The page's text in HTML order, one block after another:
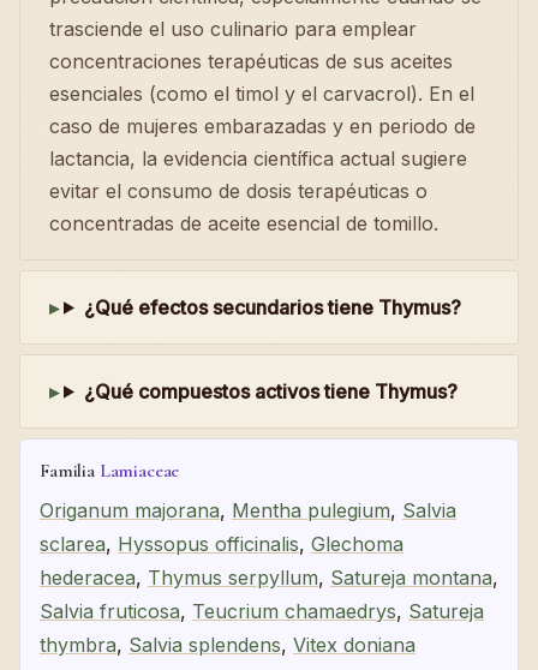
trasciende el uso culinario para emplear
concentraciones terapéuticas de sus aceites
esenciales (como el timol y el carvacrol). En el
caso de mujeres embarazadas y en periodo de
lactancia, la evidencia científica actual sugiere
evitar el consumo de dosis terapéuticas o
concentradas de aceite esencial de tomillo.
¿Qué efectos secundarios tiene Thymus?
¿Qué compuestos activos tiene Thymus?
Familia Lamiaceae
Origanum majorana, Mentha pulegium, Salvia
sclarea, Hyssopus officinalis, Glechoma
hederacea, Thymus serpyllum, Satureja montana,
Salvia fruticosa, Teucrium chamaedrys, Satureja
thymbra, Salvia splendens, Vitex doniana